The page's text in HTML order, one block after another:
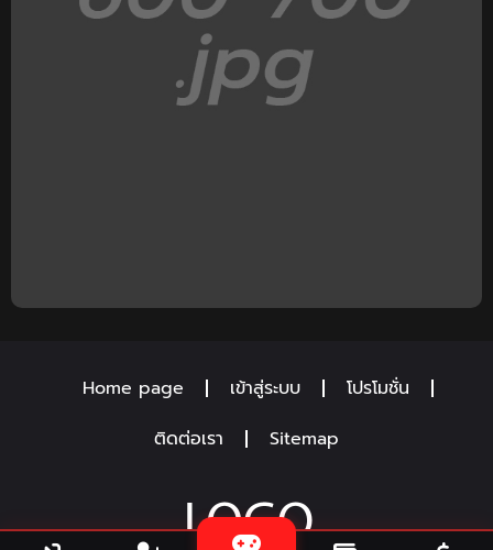
Home page เข้าสู่ระบบ
โปรโมชั่น
ติดต่อเรา
Sitemap